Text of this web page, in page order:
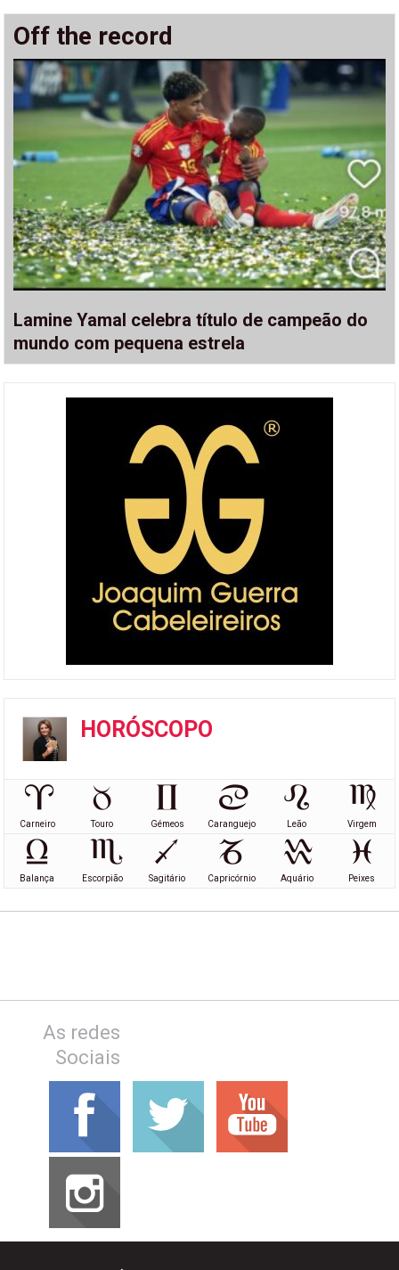
Off the record
Lamine Yamal celebra título de campeão do
mundo com pequena estrela
HORÓSCOPO
Carneiro Touro Gémeos Caranguejo Leão Virgem
Balança Escorpião Sagitário Capricórnio Aquário Peixes
As redes
Sociais